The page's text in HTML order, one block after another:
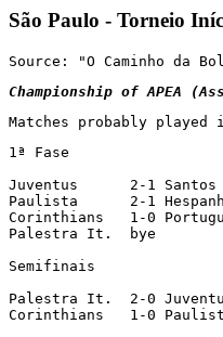
São Paulo - Torneio
Source: "O Caminho da
Championship of APEA
Matches probably played
1ª Fase
Juventus      2-1 Santos
Paulista      2-1
Corinthians   1-0
Palestra It.  bye
Semifinais
Palestra It.  2-0
Corinthians   1-0